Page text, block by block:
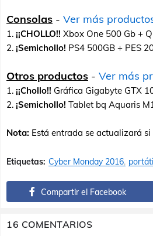
Consolas - Ver más
1. ¡¡CHOLLO!! Xbox One 500 Gb +
2. ¡Semichollo! PS4 500GB + PES
Otros productos - Ver más
1. ¡¡Chollo!! Gráfica Gigabyte GTX
2. ¡Semichollo! Tablet bq Aquaris
Nota: Está entrada se actualizará
Etiquetas: Cyber Monday 2016
Compartir el Facebook
16 COMENTARIOS